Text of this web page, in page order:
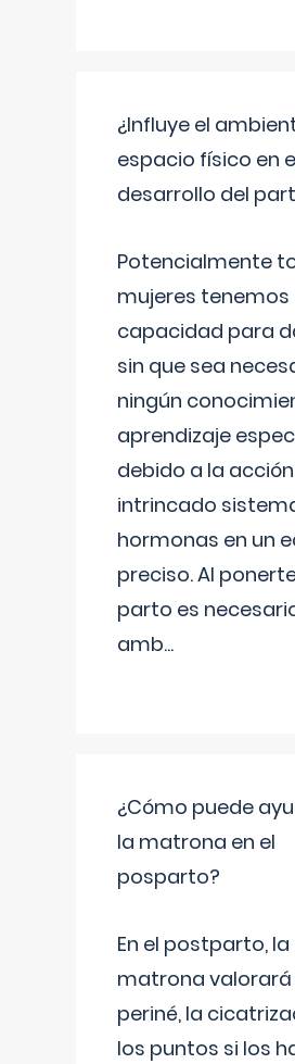
¿Influye el
espacio físico en
desarrollo del
Potencialmente
mujeres tenemos
capacidad para
sin que sea
ningún
aprendizaje
debido a la
intrincado
hormonas en un
preciso. Al
parto es
amb...
¿Cómo puede
la matrona en el
posparto?
En el postparto, la
matrona valorará
periné, la
los puntos si los